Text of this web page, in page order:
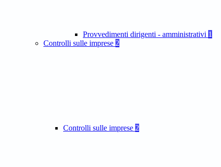
Provvedimenti dirigenti - amministrativi 1
Controlli sulle imprese 2
Controlli sulle imprese 2